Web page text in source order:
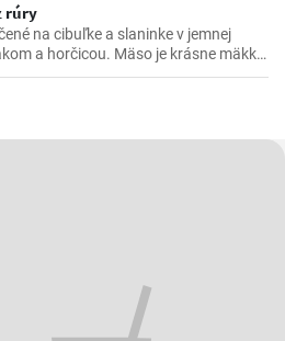
rúry
na cibuľke a slaninke v jemnej
a horčicou. Mäso je krásne mäkké